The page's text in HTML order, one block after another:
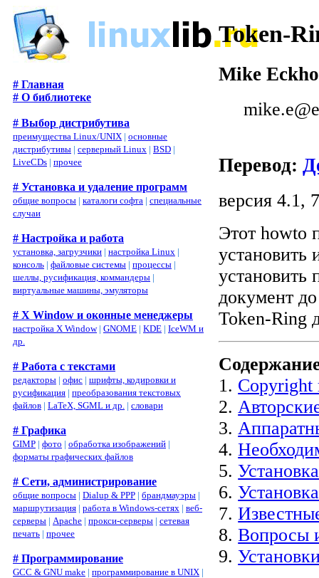
# Главная
# О библиотеке
# Выбор дистрибутива
преимущества Linux/UNIX | основные
дистрибутивы | серверный Linux | BSD |
LiveCDs | прочее
# Установка и удаление программ
общие вопросы | каталоги софта | специальные
случаи
# Настройка и работа
установка, загрузчики | настройка Linux |
консоль | файловые системы | процессы |
шеллы, русификация, коммандеры |
виртуальные машины, эмуляторы
# X Window и оконные менеджеры
настройка X Window| GNOME | KDE | IceWM и
др.
# Работа с текстами
редакторы | офис | шрифты, кодировки и
русификация | преобразования текстовых
файлов | LaTeX, SGML и др. | словари
# Графика
GIMP | фото | обработка изображений |
форматы графических файлов
# Сети, администрирование
общие вопросы | Dialup & PPP | брандмауэры |
маршрутизация | работа в Windows-сетях | веб-
серверы | Apache | прокси-серверы | сетевая
печать | прочее
# Программирование
GCC & GNU make | программирование в UNIX |
Token-
Mike
Перевод:
версия 4.1,
Этот howto
установить
установить
документ
Token-Ring
1. Copyright
2.
3.
4.
5.Установка
6.
7.
8.Вопросы
9.